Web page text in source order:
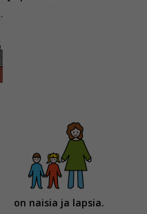
on naisia ja lapsia.